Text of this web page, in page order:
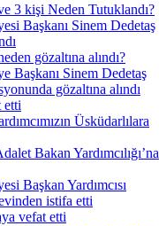
3 kişi Neden Tutuklandı?
Başkanı Sinem Dedetaş
gözaltına alındı?
Başkanı Sinem Dedetaş
gözaltına alındı
etti
Üsküdarlılara
Bakan Yardımcılığı’na
Başkan Yardımcısı
istifa etti
vefat etti